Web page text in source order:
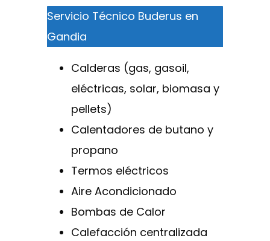
Servicio Técnico Buderus en
Gandia
Calderas (gas, gasoil,
eléctricas, solar, biomasa y
pellets)
Calentadores de butano y
propano
Termos eléctricos
Aire Acondicionado
Bombas de Calor
Calefacción centralizada